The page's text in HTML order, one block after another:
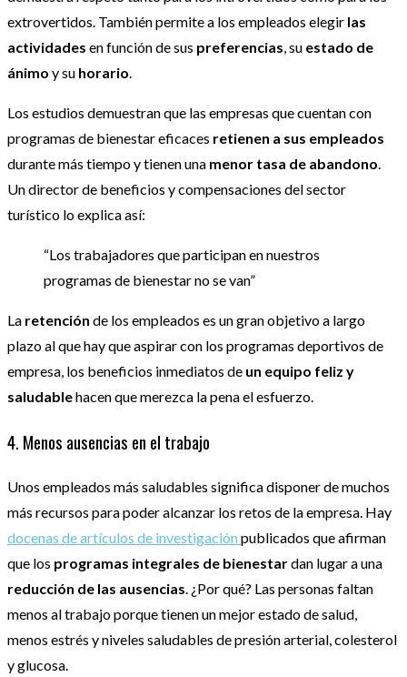
extrovertidos. También permite a los empleados elegir las
actividades en función de sus preferencias, su estado de
ánimo y su horario.
Los estudios demuestran que las empresas que cuentan con
programas de bienestar eficaces retienen a sus empleados
durante más tiempo y tienen una menor tasa de abandono.
Un director de beneficios y compensaciones del sector
turístico lo explica así:
“Los trabajadores que participan en nuestros
programas de bienestar no se van”
La retención de los empleados es un gran objetivo a largo
plazo al que hay que aspirar con los programas deportivos de
empresa, los beneficios inmediatos de un equipo feliz y
saludablehacen que merezca la pena el esfuerzo.
4. Menos ausencias en el trabajo
Unos empleados más saludables significa disponer de muchos
más recursos para poder alcanzar los retos de la empresa. Hay
docenas de artículos de investigación publicados que afirman
que los programas integrales de bienestardan lugar a una
reducción de las ausencias . ¿Por qué? Las personas faltan
menos al trabajo porque tienen un mejor estado de salud,
menos estrés y niveles saludables de presión arterial, colesterol
y glucosa.